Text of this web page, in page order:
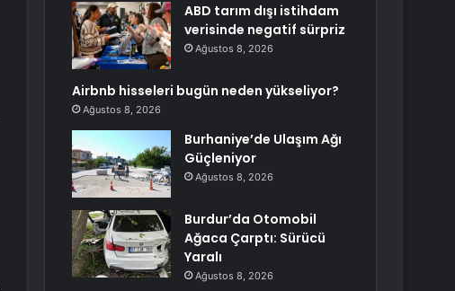
ABD tarım dışı istihdam
verisinde negatif sürpriz
Ağustos 8, 2026
Airbnb hisseleri bugün neden yükseliyor?
Ağustos 8, 2026
Burhaniye’de Ulaşım Ağı
Güçleniyor
Ağustos 8, 2026
Burdur’da Otomobil
Ağaca Çarptı: Sürücü
Yaralı
Ağustos 8, 2026